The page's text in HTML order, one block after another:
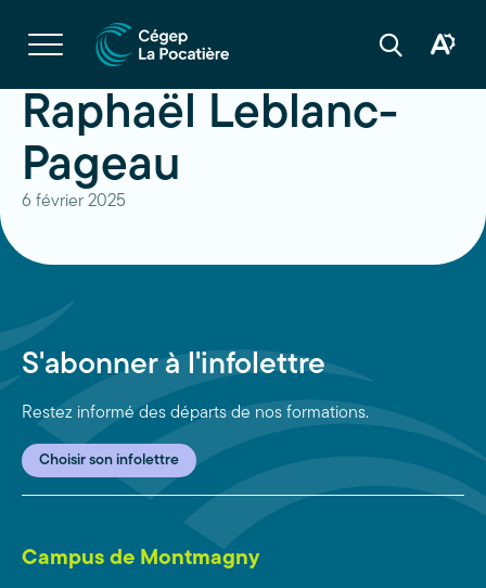
Ouvrir
la
navigation
site
Ouvrir
recherche
Ouvrir
Raphaël Leblanc-
Pageau
6 février 2025
S'abonner à l'infolettre
Restez informé des départs de nos formations.
Choisir son infolettre
Campus de Montmagny